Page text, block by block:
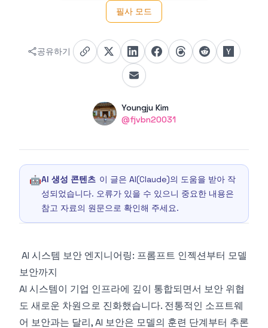
필사 모드
공유하기
Name
Youngju Kim
Twitter
@fjvbn20031
🤖AI 생성 콘텐츠 이 글은 AI(Claude)의 도움을 받아 작
성되었습니다. 오류가 있을 수 있으니 중요한 내용은
참고 자료의 원문으로 확인해 주세요.
AI 시스템 보안 엔지니어링: 프롬프트 인젝션부터 모델
보안까지
AI 시스템이 기업 인프라에 깊이 통합되면서 보안 위협
도 새로운 차원으로 진화했습니다. 전통적인 소프트웨
어 보안과는 달리, AI 보안은 모델의 훈련 단계부터 추론